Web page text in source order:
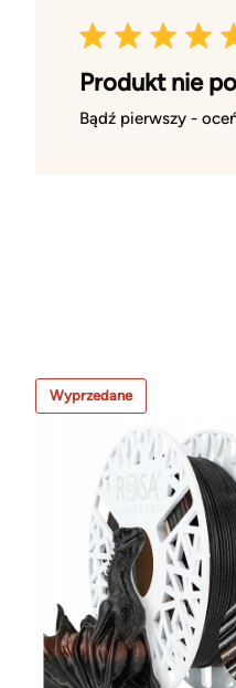
Produkt nie
Bądź pierwszy -
Wyprzedane